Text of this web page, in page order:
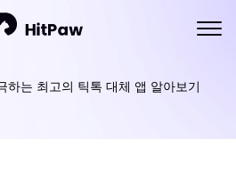
하는 최고의 틱톡 대체 앱 알아보기